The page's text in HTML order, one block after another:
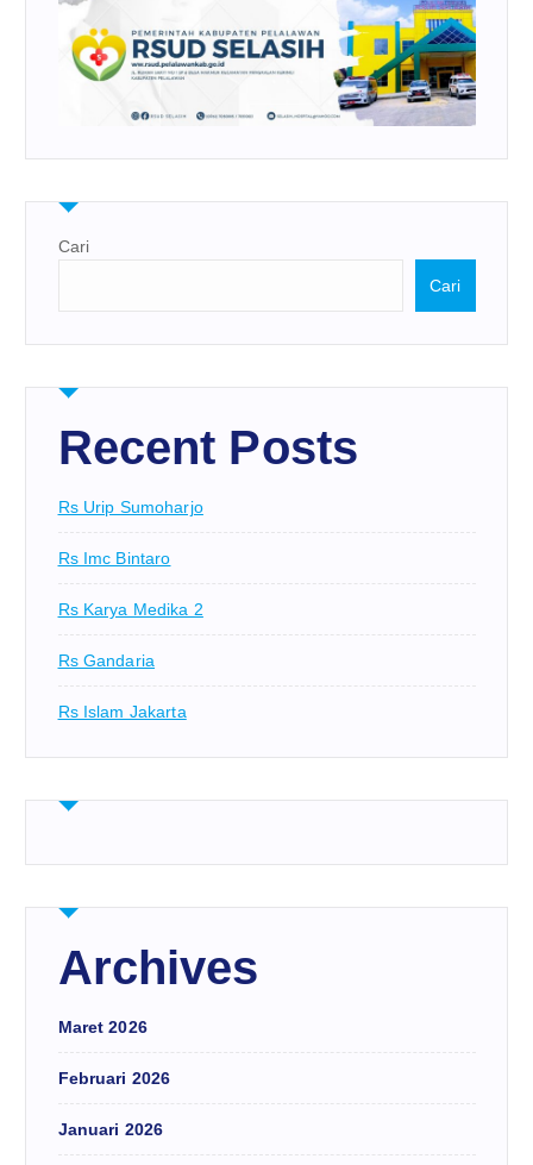
Cari
Cari
Recent Posts
Rs Urip Sumoharjo
Rs Imc Bintaro
Rs Karya Medika 2
Rs Gandaria
Rs Islam Jakarta
Archives
Maret 2026
Februari 2026
Januari 2026